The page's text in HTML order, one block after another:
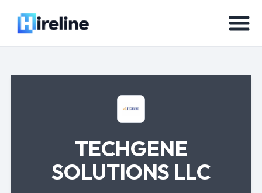
TECHGENE
SOLUTIONS LLC